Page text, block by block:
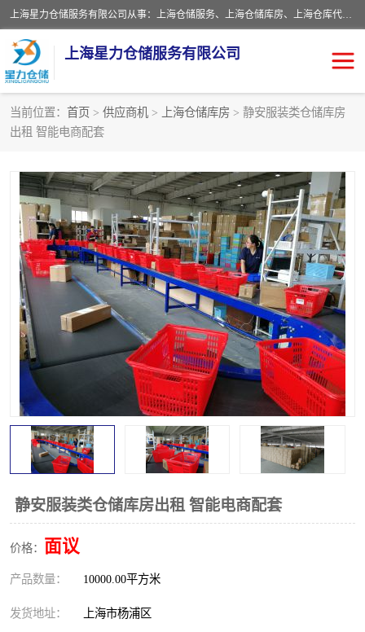
上海星力仓储服务有限公司从事：上海仓储服务、上海仓储库房、上海仓库代运营、上海仓库对外出租、上海仓库外包、上海三方仓储、上海电商仓储代发、上海电商代发货仓库、上海托管仓库、上海仓储配送。上海星力仓储服务有限公司现在拥有100个分仓、10万余平方的标准库房，精炼员工几百名，与几千家客户合作，公司已跻身上海仓储行业前列。欢迎来电咨询！
上海星力仓储服务有限公司
当前位置： 首页 > 供应商机 > 上海仓储库房 > 静安服装类仓储库房
出租 智能电商配套
静安服装类仓储库房出租 智能电商配套
价格： 面议
产品数量： 10000.00平方米
发货地址： 上海市杨浦区
上海仓库对外出租
上海仓储配送 上海仓库外包
上海仓库代运营 上海托管仓库
上海第三方仓储 上海仓储服务
仓储 上海电商代发货仓库
上海托管仓库